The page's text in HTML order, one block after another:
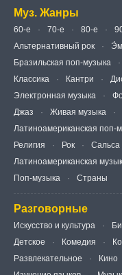
Муз. Жанры
60-е 70-е 80-е
Альтернативный рок
Бразильская поп-музыка
Классика
Кантри
Электронная музыка
Джаз
Живая музыка
Латиноамериканская поп-
Религия
Рок Сальса
Латиноамериканская
Поп-музыка
Страны
Разговорные
Искусство и культура
Детское
Комедия
Развлекательное
Кино